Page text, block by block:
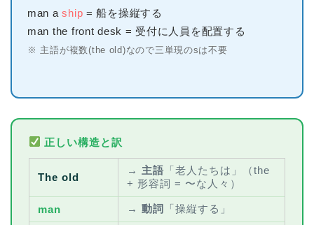
man aship = 船を操縦する
man the front desk = 受付に人員を配置する
※ 主語が複数(the old)なので三単現のsは不要
正しい構造と訳
The old
→ 主語 「老人たちは」（the
+ 形容詞 = 〜な人々）
man → 動詞 「操縦する」